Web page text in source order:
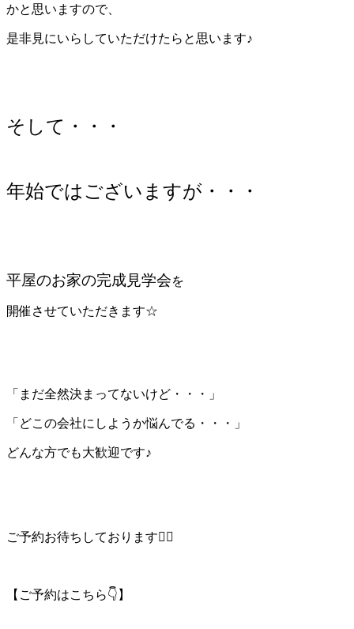
かと思いますので、
是非見にいらしていただけたらと思います♪
そして・・・
年始ではございますが・・・
平屋のお家の完成見学会を
開催させていただきます☆
「まだ全然決まってないけど・・・」
「どこの会社にしようか悩んでる・・・」
どんな方でも大歓迎です♪
ご予約お待ちしております🙇‍♀️
【ご予約はこちら👇】